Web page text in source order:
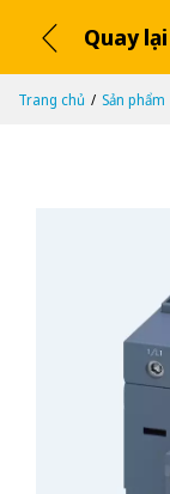
Quay
Trang chủ Sản phẩm